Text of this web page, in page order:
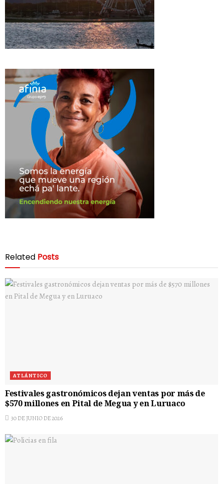
Related Posts
ATLÁNTICO
Festivales gastronómicos dejan ventas por más de
$570 millones en Pital de Megua y en Luruaco
30 DE JUNIO DE 2026